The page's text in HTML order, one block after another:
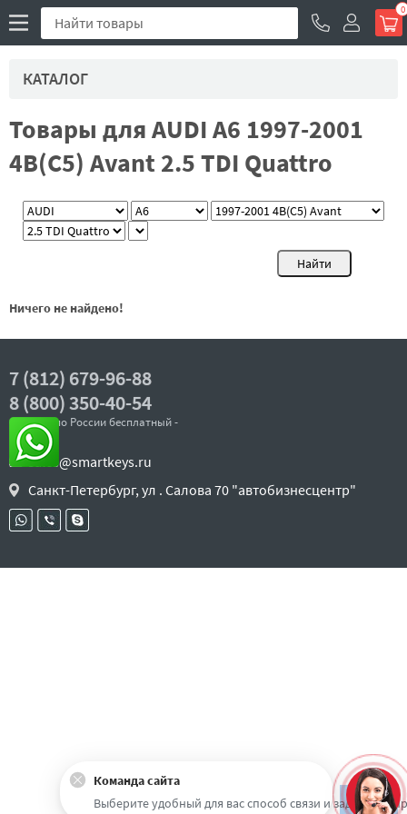
0
КАТАЛОГ
Товары для AUDI A6 1997-2001
4B(C5) Avant 2.5 TDI Quattro
Ничего не найдено!
7 (812) 679-96-88
8 (800) 350-40-54
- звонок по России бесплатный -
sales@smartkeys.ru
Санкт-Петербург, ул . Салова 70 "автобизнесцентр"
Наверх
Команда сайта
Выберите удобный для вас способ связи и задайте